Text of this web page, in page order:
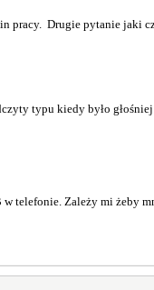
pracy. Drugie pytanie jaki
typu kiedy było głośniej
telefonie. Zależy mi żeby